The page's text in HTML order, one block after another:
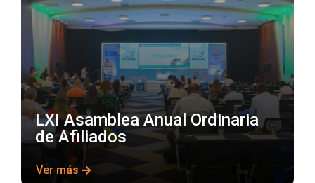
LXI Asamblea Anual Ordinaria
de Afiliados
Ver más